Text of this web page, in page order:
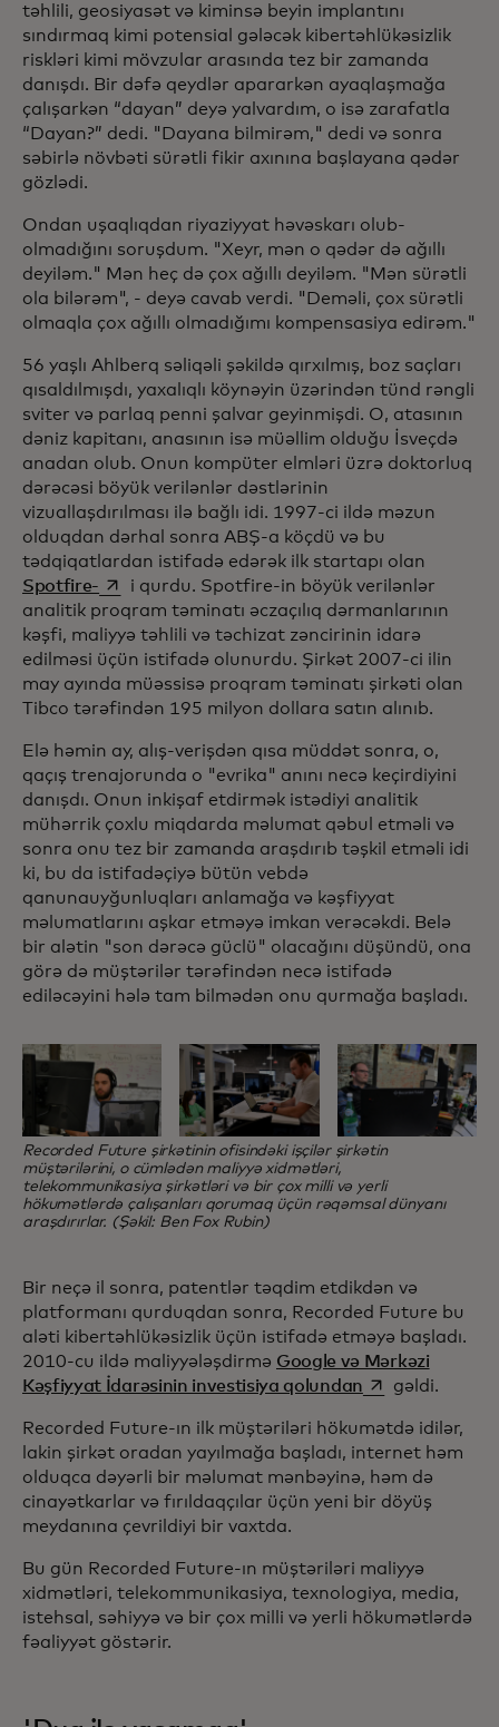
təhlili, geosiyasət və kiminsə beyin implantını
sındırmaq kimi potensial gələcək kibertəhlükəsizlik
riskləri kimi mövzular arasında tez bir zamanda
danışdı. Bir dəfə qeydlər apararkən ayaqlaşmağa
çalışarkən “dayan” deyə yalvardım, o isə zarafatla
“Dayan?” dedi. "Dayana bilmirəm," dedi və sonra
səbirlə növbəti sürətli fikir axınına başlayana qədər
gözlədi.
Ondan uşaqlıqdan riyaziyyat həvəskarı olub-
olmadığını soruşdum. "Xeyr, mən o qədər də ağıllı
deyiləm." Mən heç də çox ağıllı deyiləm. "Mən sürətli
ola bilərəm", - deyə cavab verdi. "Deməli, çox sürətli
olmaqla çox ağıllı olmadığımı kompensasiya edirəm."
56 yaşlı Ahlberq səliqəli şəkildə qırxılmış, boz saçları
qısaldılmışdı, yaxalıqlı köynəyin üzərindən tünd rəngli
sviter və parlaq penni şalvar geyinmişdi. O, atasının
dəniz kapitanı, anasının isə müəllim olduğu İsveçdə
anadan olub. Onun kompüter elmləri üzrə doktorluq
dərəcəsi böyük verilənlər dəstlərinin
vizuallaşdırılması ilə bağlı idi. 1997-ci ildə məzun
olduqdan dərhal sonra ABŞ-a köçdü və bu
tədqiqatlardan istifadə edərək ilk startapı olan
Spotfire- opens in a new tab
i qurdu. Spotfire-in böyük verilənlər
analitik proqram təminatı əczaçılıq dərmanlarının
kəşfi, maliyyə təhlili və təchizat zəncirinin idarə
edilməsi üçün istifadə olunurdu. Şirkət 2007-ci ilin
may ayında müəssisə proqram təminatı şirkəti olan
Tibco tərəfindən 195 milyon dollara satın alınıb.
Elə həmin ay, alış-verişdən qısa müddət sonra, o,
qaçış trenajorunda o "evrika" anını necə keçirdiyini
danışdı. Onun inkişaf etdirmək istədiyi analitik
mühərrik çoxlu miqdarda məlumat qəbul etməli və
sonra onu tez bir zamanda araşdırıb təşkil etməli idi
ki, bu da istifadəçiyə bütün vebdə
qanunauyğunluqları anlamağa və kəşfiyyat
məlumatlarını aşkar etməyə imkan verəcəkdi. Belə
bir alətin "son dərəcə güclü" olacağını düşündü, ona
görə də müştərilər tərəfindən necə istifadə
ediləcəyini hələ tam bilmədən onu qurmağa başladı.
Recorded Future şirkətinin ofisindəki işçilər şirkətin
müştərilərini, o cümlədən maliyyə xidmətləri,
telekommunikasiya şirkətləri və bir çox milli və yerli
hökumətlərdə çalışanları qorumaq üçün rəqəmsal dünyanı
araşdırırlar. (Şəkil: Ben Fox Rubin)
Bir neçə il sonra, patentlər təqdim etdikdən və
platformanı qurduqdan sonra, Recorded Future bu
aləti kibertəhlükəsizlik üçün istifadə etməyə başladı.
2010-cu ildə maliyyələşdirmə Google və Mərkəzi
Kəşfiyyat İdarəsinin investisiya qolundanopens in a new
gəldi.
Recorded Future-ın ilk müştəriləri hökumətdə idilər,
lakin şirkət oradan yayılmağa başladı, internet həm
olduqca dəyərli bir məlumat mənbəyinə, həm də
cinayətkarlar və fırıldaqçılar üçün yeni bir döyüş
meydanına çevrildiyi bir vaxtda.
Bu gün Recorded Future-ın müştəriləri maliyyə
xidmətləri, telekommunikasiya, texnologiya, media,
istehsal, səhiyyə və bir çox milli və yerli hökumətlərdə
fəaliyyət göstərir.